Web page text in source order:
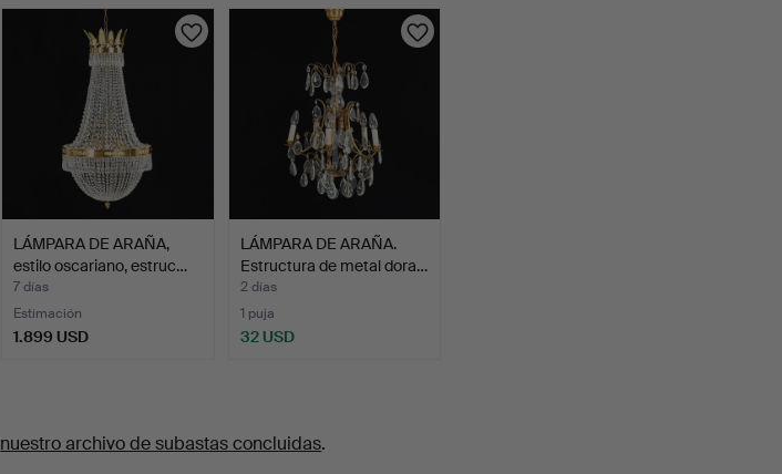
LÁMPARA DE ARAÑA,
estilo oscariano, estruc…
7 días
Estimación
1.899 USD
LÁMPARA DE ARAÑA.
Estructura de metal dora…
2 días
1 puja
32 USD
nuestro archivo de subastas concluidas.